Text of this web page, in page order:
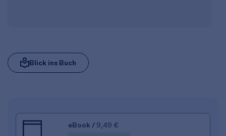
Blick ins Buch
eBook / 9,49 €